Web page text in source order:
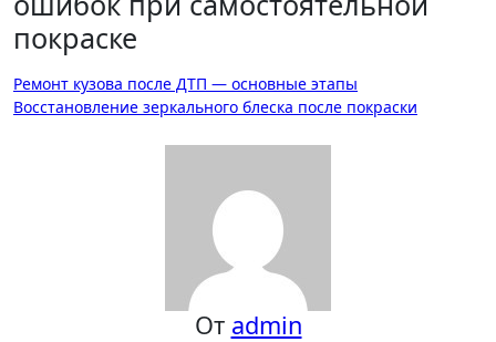
покраске
Навигация
по
Ремонт кузова после ДТП — основные этапы
Восстановление зеркального блеска после покраски
От admin